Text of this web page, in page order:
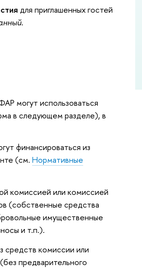
для приглашенных гостей
.
могут использоваться
в следующем разделе), в
финансироваться из
(см.Нормативные
комиссией или комиссией
(собственные средства
имущественные
и т.п.).
средств комиссии или
предварительного